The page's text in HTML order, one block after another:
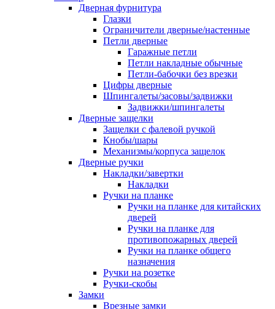
Дверная фурнитура
Глазки
Ограничители дверные/настенные
Петли дверные
Гаражные петли
Петли накладные обычные
Петли-бабочки без врезки
Цифры дверные
Шпингалеты/засовы/задвижки
Задвижки/шпингалеты
Дверные защелки
Защелки с фалевой ручкой
Кнобы/шары
Механизмы/корпуса защелок
Дверные ручки
Накладки/завертки
Накладки
Ручки на планке
Ручки на планке для китайских
дверей
Ручки на планке для
противопожарных дверей
Ручки на планке общего
назначения
Ручки на розетке
Ручки-скобы
Замки
Врезные замки